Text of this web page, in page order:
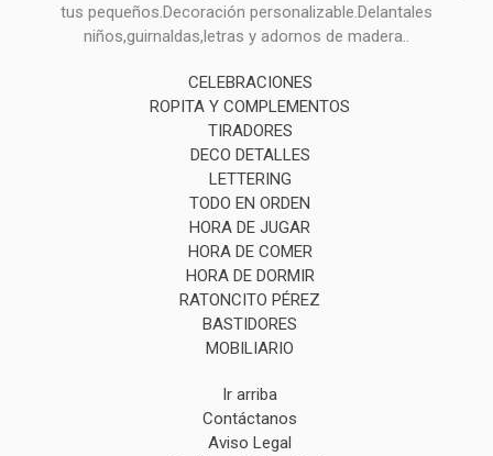
tus pequeños.Decoración personalizable.Delantales
niños,guirnaldas,letras y adornos de madera..
CELEBRACIONES
ROPITA Y COMPLEMENTOS
TIRADORES
DECO DETALLES
LETTERING
TODO EN ORDEN
HORA DE JUGAR
HORA DE COMER
HORA DE DORMIR
RATONCITO PÉREZ
BASTIDORES
MOBILIARIO
Ir arriba
Contáctanos
Aviso Legal